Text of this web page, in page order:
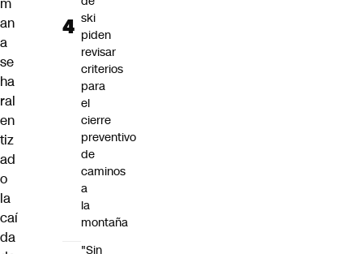
an
a
se
ha
ral
en
tiz
ad
o
la
caí
da
ski
piden
revisar
criterios
para
el
cierre
preventivo
de
caminos
a
la
montaña
"Sin